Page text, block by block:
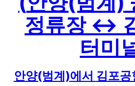
정류장 ↔
터미
안양(범계)에서 김포공